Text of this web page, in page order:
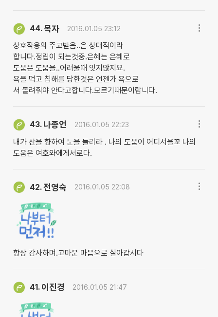
44.목자 2016.01.05 23:12
상호작용의 주고받음..은 상대적이라
합니다.정립이 되는것중.은혜는 은혜로
도움은 도움을..어려울때 잊지않지요.
욕을 먹고 침해를 당한것은 언젠가 욕으로
서 돌려줘야 안다고합니다.모르기때문이랍니다.
43. 나종언 2016.01.05 22:23
내가 산을 향하여 눈을 들리라 . 나의 도움이 어디서올꼬 나의
도움은 여호와에게서로다.
42.전영숙 2016.01.05 22:08
항상 감사하며.고마운 마음으로 살아갑시다
41. 이진경 2016.01.05 21:47